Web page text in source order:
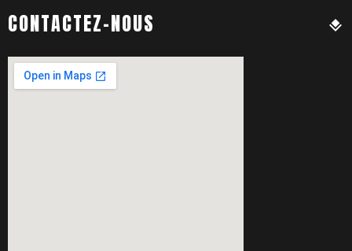
CONTACTEZ-NOUS